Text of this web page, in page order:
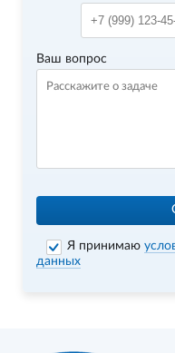
Ваш вопрос
Я принимаю
данных